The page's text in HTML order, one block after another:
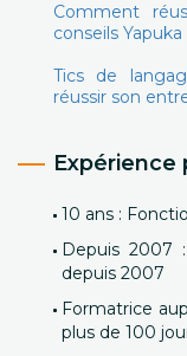
Comment
conseils Yapuka
Tics de
réussir son
Expérience
10 ans :
Depuis 2007
depuis 2007
Formatrice
plus de 100